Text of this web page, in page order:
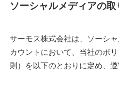
ソーシャルメディアの
サーモス株式会社は、ソーシ
カウントにおいて、当社のポ
則）を以下のとおりに定め、遵